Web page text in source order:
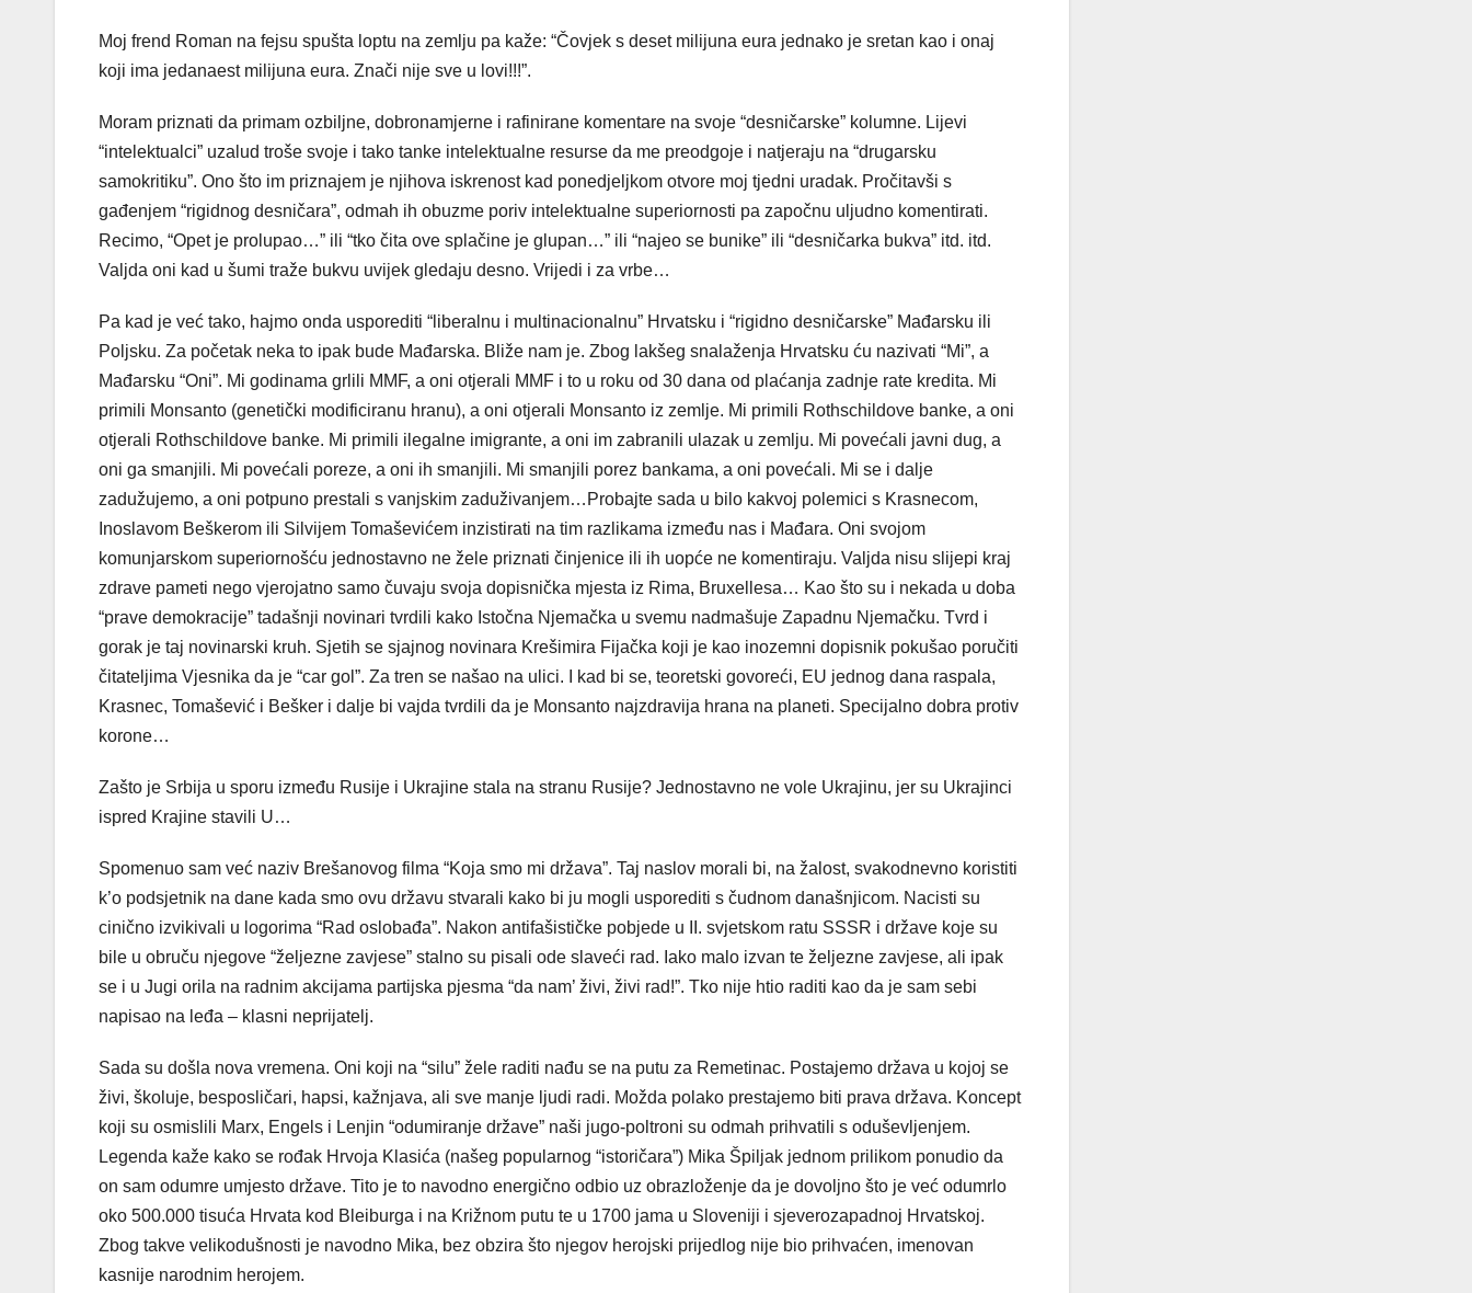
Moj frend Roman na fejsu spušta loptu na zemlju pa kaže: “Čovjek s deset milijuna eura jednako je sretan kao i onaj
koji ima jedanaest milijuna eura. Znači nije sve u lovi!!!”.
Moram priznati da primam ozbiljne, dobronamjerne i rafinirane komentare na svoje “desničarske” kolumne. Lijevi
“intelektualci” uzalud troše svoje i tako tanke intelektualne resurse da me preodgoje i natjeraju na “drugarsku
samokritiku”. Ono što im priznajem je njihova iskrenost kad ponedjeljkom otvore moj tjedni uradak. Pročitavši s
gađenjem “rigidnog desničara”, odmah ih obuzme poriv intelektualne superiornosti pa započnu uljudno komentirati.
Recimo, “Opet je prolupao…” ili “tko čita ove splačine je glupan…” ili “najeo se bunike” ili “desničarka bukva” itd. itd.
Valjda oni kad u šumi traže bukvu uvijek gledaju desno. Vrijedi i za vrbe…
Pa kad je već tako, hajmo onda usporediti “liberalnu i multinacionalnu” Hrvatsku i “rigidno desničarske” Mađarsku ili
Poljsku. Za početak neka to ipak bude Mađarska. Bliže nam je. Zbog lakšeg snalaženja Hrvatsku ću nazivati “Mi”, a
Mađarsku “Oni”. Mi godinama grlili MMF, a oni otjerali MMF i to u roku od 30 dana od plaćanja zadnje rate kredita. Mi
primili Monsanto (genetički modificiranu hranu), a oni otjerali Monsanto iz zemlje. Mi primili Rothschildove banke, a oni
otjerali Rothschildove banke. Mi primili ilegalne imigrante, a oni im zabranili ulazak u zemlju. Mi povećali javni dug, a
oni ga smanjili. Mi povećali poreze, a oni ih smanjili. Mi smanjili porez bankama, a oni povećali. Mi se i dalje
zadužujemo, a oni potpuno prestali s vanjskim zaduživanjem…Probajte sada u bilo kakvoj polemici s Krasnecom,
Inoslavom Beškerom ili Silvijem Tomaševićem inzistirati na tim razlikama između nas i Mađara. Oni svojom
komunjarskom superiornošću jednostavno ne žele priznati činjenice ili ih uopće ne komentiraju. Valjda nisu slijepi kraj
zdrave pameti nego vjerojatno samo čuvaju svoja dopisnička mjesta iz Rima, Bruxellesa… Kao što su i nekada u doba
“prave demokracije” tadašnji novinari tvrdili kako Istočna Njemačka u svemu nadmašuje Zapadnu Njemačku. Tvrd i
gorak je taj novinarski kruh. Sjetih se sjajnog novinara Krešimira Fijačka koji je kao inozemni dopisnik pokušao poručiti
čitateljima Vjesnika da je “car gol”. Za tren se našao na ulici. I kad bi se, teoretski govoreći, EU jednog dana raspala,
Krasnec, Tomašević i Bešker i dalje bi vajda tvrdili da je Monsanto najzdravija hrana na planeti. Specijalno dobra protiv
korone…
Zašto je Srbija u sporu između Rusije i Ukrajine stala na stranu Rusije? Jednostavno ne vole Ukrajinu, jer su Ukrajinci
ispred Krajine stavili U…
Spomenuo sam već naziv Brešanovog filma “Koja smo mi država”. Taj naslov morali bi, na žalost, svakodnevno koristiti
k’o podsjetnik na dane kada smo ovu državu stvarali kako bi ju mogli usporediti s čudnom današnjicom. Nacisti su
cinično izvikivali u logorima “Rad oslobađa”. Nakon antifašističke pobjede u II. svjetskom ratu SSSR i države koje su
bile u obruču njegove “željezne zavjese” stalno su pisali ode slaveći rad. Iako malo izvan te željezne zavjese, ali ipak
se i u Jugi orila na radnim akcijama partijska pjesma “da nam’ živi, živi rad!”. Tko nije htio raditi kao da je sam sebi
napisao na leđa – klasni neprijatelj.
Sada su došla nova vremena. Oni koji na “silu” žele raditi nađu se na putu za Remetinac. Postajemo država u kojoj se
živi, školuje, besposličari, hapsi, kažnjava, ali sve manje ljudi radi. Možda polako prestajemo biti prava država. Koncept
koji su osmislili Marx, Engels i Lenjin “odumiranje države” naši jugo-poltroni su odmah prihvatili s oduševljenjem.
Legenda kaže kako se rođak Hrvoja Klasića (našeg popularnog “istoričara”) Mika Špiljak jednom prilikom ponudio da
on sam odumre umjesto države. Tito je to navodno energično odbio uz obrazloženje da je dovoljno što je već odumrlo
oko 500.000 tisuća Hrvata kod Bleiburga i na Križnom putu te u 1700 jama u Sloveniji i sjeverozapadnoj Hrvatskoj.
Zbog takve velikodušnosti je navodno Mika, bez obzira što njegov herojski prijedlog nije bio prihvaćen, imenovan
kasnije narodnim herojem.